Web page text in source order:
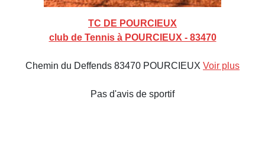
TC DE POURCIEUX
club de Tennis à POURCIEUX - 83470
Chemin du Deffends 83470 POURCIEUX Voir plus
Pas d'avis de sportif